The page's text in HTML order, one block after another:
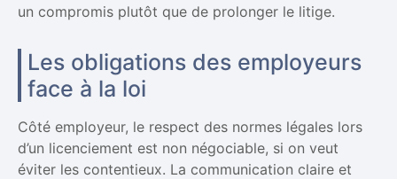
un compromis plutôt que de prolonger le litige.
Les obligations des employeurs
face à la loi
Côté employeur, le respect des normes légales lors
d’un licenciement est non négociable, si on veut
éviter les contentieux. La communication claire et